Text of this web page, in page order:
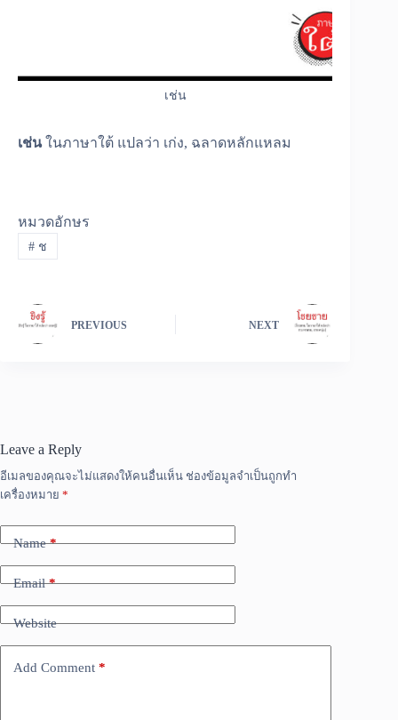
เช่น
เช่นในภาษาใต้ แปลว่า เก่ง, ฉลาดหลักแหลม
หมวดอักษร
#ช
PREVIOUS NEXT
Leave a Reply
อีเมลของคุณจะไม่แสดงให้คนอื่นเห็น ช่องข้อมูลจำเป็นถูกทำ
เครื่องหมาย *
Name*
Email*
Website
Add Comment *